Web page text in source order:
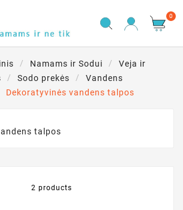
0
Namams ir Sodui
Veja ir
Sodo prekės
Vandens
Dekoratyvinės vandens talpos
talpos
2 products